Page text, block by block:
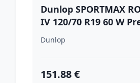
Dunlop SPORTMAX
IV 120/70 R19 60 W
Dunlop
151.88 €